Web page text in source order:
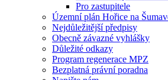
Pro zastupitele
Územní plán Hořice na
Nejdůležitější předpisy
Obecně závazné vyhlášky
Důležité odkazy
Program regenerace MPZ
Bezplatná právní poradna